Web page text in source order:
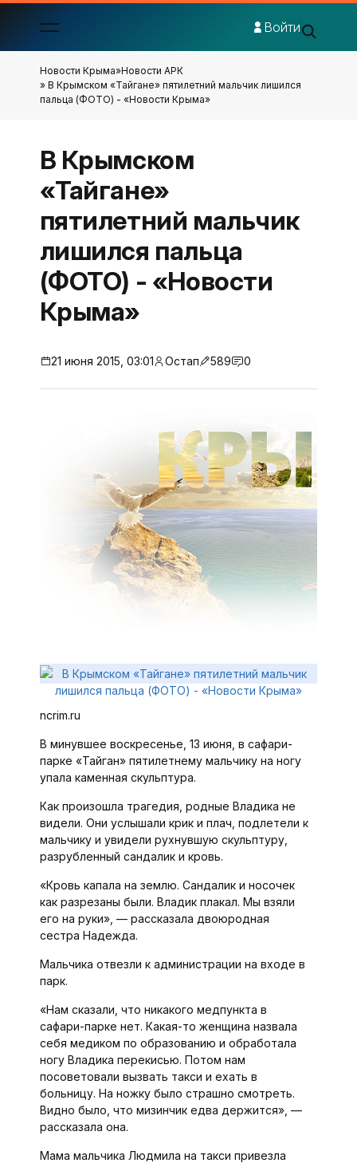
Войти
Новости Крыма»Новости АРК
» В Крымском «Тайгане» пятилетний мальчик лишился
пальца (ФОТО) - «Новости Крыма»
В Крымском
«Тайгане»
пятилетний мальчик
лишился пальца
(ФОТО) - «Новости
Крыма»
21 июня 2015, 03:01 Остап 589 0
ncrim.ru
В минувшее воскресенье, 13 июня, в сафари-
парке «Тайган» пятилетнему мальчику на ногу
упала каменная скульптура.
Как произошла трагедия, родные Владика не
видели. Они услышали крик и плач, подлетели к
мальчику и увидели рухнувшую скульптуру,
разрубленный сандалик и кровь.
«Кровь капала на землю. Сандалик и носочек
как разрезаны были. Владик плакал. Мы взяли
его на руки», — рассказала двоюродная
сестра Надежда.
Мальчика отвезли к администрации на входе в
парк.
«Нам сказали, что никакого медпункта в
сафари-парке нет. Какая-то женщина назвала
себя медиком по образованию и обработала
ногу Владика перекисью. Потом нам
посоветовали вызвать такси и ехать в
больницу. На ножку было страшно смотреть.
Видно было, что мизинчик едва держится», —
рассказала она.
Мама мальчика Людмила на такси привезла